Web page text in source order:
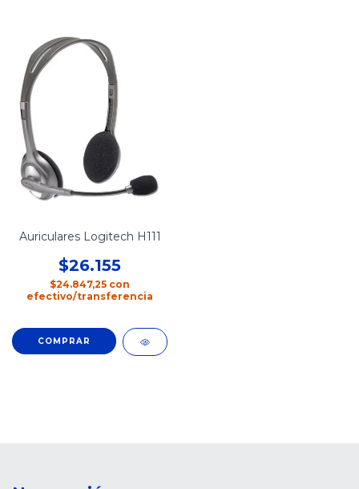
Auriculares Logitech H111
$26.155
$24.847,25 con
efectivo/transferencia